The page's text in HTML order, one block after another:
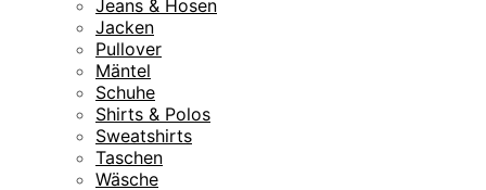
Jeans & Hosen
Jacken
Pullover
Mäntel
Schuhe
Shirts & Polos
Sweatshirts
Taschen
Wäsche